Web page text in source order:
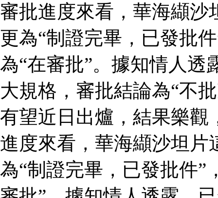
審批進度來看，華海纈沙
更為“制證完畢，已發批
為“在審批”。據知情人透
大規格，審批結論為“不
有望近日出爐，結果樂觀
進度來看，華海纈沙坦片
為“制證完畢，已發批件”